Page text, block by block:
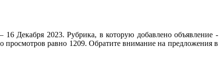
Декабря 2023. Рубрика, в которую добавлено объявление -
равно 1209. Обратите внимание на предложения в